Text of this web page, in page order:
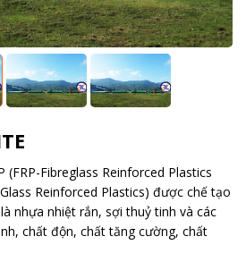
(FRP-Fibreglass Reinforced Plastics
Reinforced Plastics) được chế tạo
nhựa nhiệt rắn, sợi thuỷ tinh và các
chất độn, chất tăng cường, chất